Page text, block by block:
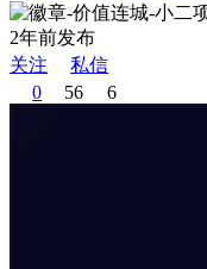
2年前发布
关注
私信
0
56 6